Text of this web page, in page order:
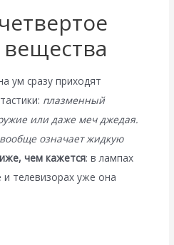
ум сразу приходят
плазменный
или даже меч джедая.
означает жидкую
чем кажется: в лампах
и телевизорах уже она